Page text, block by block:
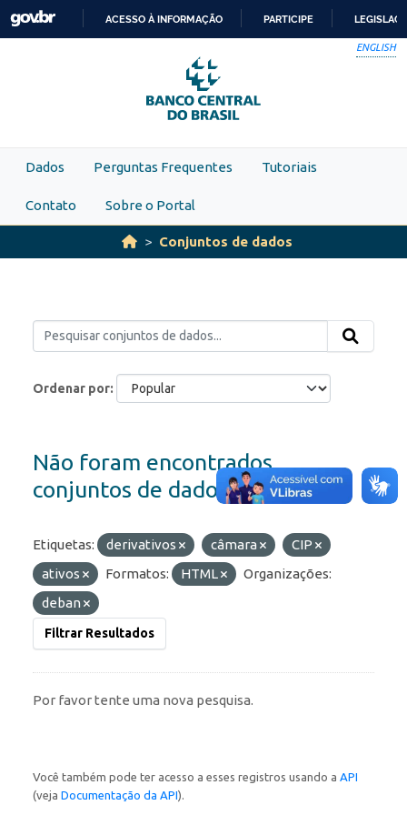
Skip to main content
PARA
O
CONTEÚDO
ACESSO À INFORMAÇÃO PARTICIPE
ENGLISH
Dados Perguntas Frequentes Tutoriais
Contato Sobre o Portal
Conjuntos de dados
Ordenar por
Não foram encontrados
conjuntos de dados
Etiquetas: derivativos câmara
CIP
ativos
Formatos: HTML
Organizações:
deban
Filtrar Resultados
Por favor tente uma nova pesquisa.
Você também pode ter acesso a esses registros usando a API
(veja Documentação da API).